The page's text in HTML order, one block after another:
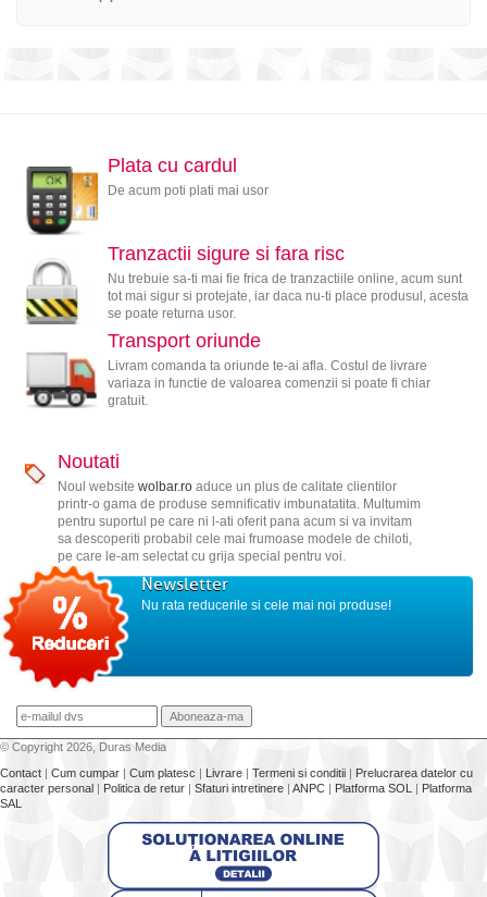
Plata cu cardul
De acum poti plati mai usor
Tranzactii sigure si fara risc
Nu trebuie sa-ti mai fie frica de tranzactiile online, acum sunt
tot mai sigur si protejate, iar daca nu-ti place produsul, acesta
se poate returna usor.
Transport oriunde
Livram comanda ta oriunde te-ai afla. Costul de livrare
variaza in functie de valoarea comenzii si poate fi chiar
gratuit.
Noutati
Noul website wolbar.roaduce un plus de calitate clientilor
printr-o gama de produse semnificativ imbunatatita. Multumim
pentru suportul pe care ni l-ati oferit pana acum si va invitam
sa descoperiti probabil cele mai frumoase modele de chiloti,
pe care le-am selectat cu grija special pentru voi.
Newsletter
Nu rata reducerile si cele mai noi produse!
© Copyright 2026, Duras Media
Contact | Cum cumpar | Cum platesc | Livrare | Termeni si conditii | Prelucrarea datelor cu
caracter personal | Politica de retur | Sfaturi intretinere | ANPC | Platforma SOL | Platforma
SAL